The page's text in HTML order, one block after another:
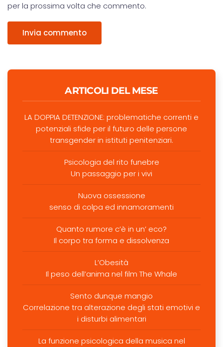
per la prossima volta che commento.
Invia commento
ARTICOLI DEL MESE
LA DOPPIA DETENZIONE: problematiche correnti e
potenziali sfide per il futuro delle persone
transgender in istituti penitenziari.
Psicologia del rito funebre
Un passaggio per i vivi
Nuova ossessione
senso di colpa ed innamoramenti
Quanto rumore c’è in un’ eco?
Il corpo tra forma e dissolvenza
L’Obesità
Il peso dell’anima nel film The Whale
Sento dunque mangio
Correlazione tra alterazione degli stati emotivi e
i disturbi alimentari
La funzione psicologica della musica nel